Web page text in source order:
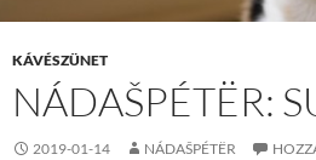
KÁVÉSZÜNET
NÁDAŠPÉTËR:
2019-01-14 NÁDAŠPÉTËR